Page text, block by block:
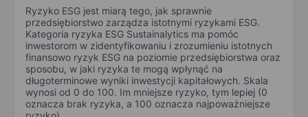
Ryzyko ESG jest miarą tego, jak sprawnie
przedsiębiorstwo zarządza istotnymi ryzykami ESG.
Kategoria ryzyka ESG Sustainalytics ma pomóc
inwestorom w zidentyfikowaniu i zrozumieniu istotnych
finansowo ryzyk ESG na poziomie przedsiębiorstwa oraz
sposobu, w jaki ryzyka te mogą wpłynąć na
długoterminowe wyniki inwestycji kapitałowych. Skala
wynosi od 0 do 100. Im mniejsze ryzyko, tym lepiej (0
oznacza brak ryzyka, a 100 oznacza najpoważniejsze